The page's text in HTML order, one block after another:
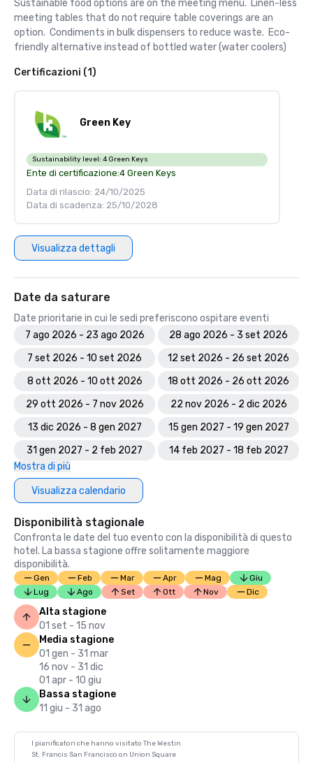
Sustainable food options are on the meeting menu.  Linen-less
meeting tables that do not require table coverings are an
option.  Condiments in bulk dispensers to reduce waste.  Eco-
friendly alternative instead of bottled water (water coolers)
Certificazioni (1)
Green Key
Sustainability level: 4 Green Keys
Ente di certificazione:4 Green Keys
Data di rilascio: 24/10/2025
Data di scadenza: 25/10/2028
Visualizza dettagli
Date da saturare
Date prioritarie in cui le sedi preferiscono ospitare eventi
7 ago 2026 - 23 ago 2026
28 ago 2026 - 3 set 2026
7 set 2026 - 10 set 2026
12 set 2026 - 26 set 2026
8 ott 2026 - 10 ott 2026
18 ott 2026 - 26 ott 2026
29 ott 2026 - 7 nov 2026
22 nov 2026 - 2 dic 2026
13 dic 2026 - 8 gen 2027
15 gen 2027 - 19 gen 2027
31 gen 2027 - 2 feb 2027
14 feb 2027 - 18 feb 2027
Mostra di più
Visualizza calendario
Disponibilità stagionale
Confronta le date del tuo evento con la disponibilità di questo
hotel. La bassa stagione offre solitamente maggiore
disponibilità.
Gen Feb Mar Apr Mag
Giu
Lug
Ago Set Ott Nov Dic
Alta stagione
01 set - 15 nov
Media stagione
01 gen - 31 mar
16 nov - 31 dic
01 apr - 10 giu
Bassa stagione
11 giu - 31 ago
I pianificatori che hanno visitato The Westin
St. Francis San Francisco on Union Square